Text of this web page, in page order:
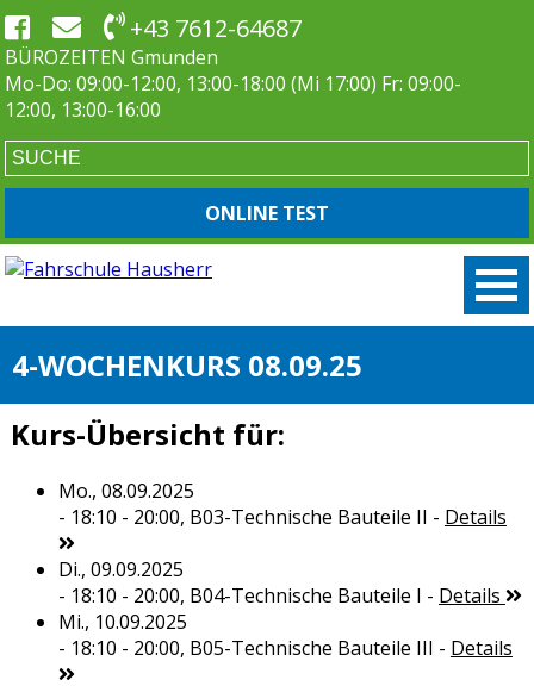
+43 7612-64687
BÜROZEITEN Gmunden
Mo-Do: 09:00-12:00, 13:00-18:00 (Mi 17:00) Fr: 09:00-
12:00, 13:00-16:00
ONLINE TEST
4-WOCHENKURS 08.09.25
Kurs-Übersicht für:
Mo., 08.09.2025
- 18:10 - 20:00, B03-Technische Bauteile II - Details
Di., 09.09.2025
- 18:10 - 20:00, B04-Technische Bauteile I - Details
Mi., 10.09.2025
- 18:10 - 20:00, B05-Technische Bauteile III - Details